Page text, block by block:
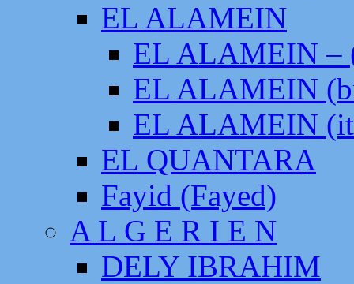
EL ALAMEIN
EL ALAMEIN –
EL ALAMEIN
EL ALAMEIN
EL QUANTARA
Fayid (Fayed)
A L G E R I E N
DELY IBRAHIM